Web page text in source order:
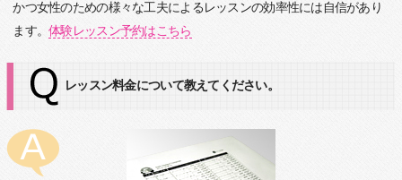
かつ女性のための様々な工夫によるレッスンの効率性には自信があり
ます。体験レッスン予約はこちら
レッスン料金について教えてください。